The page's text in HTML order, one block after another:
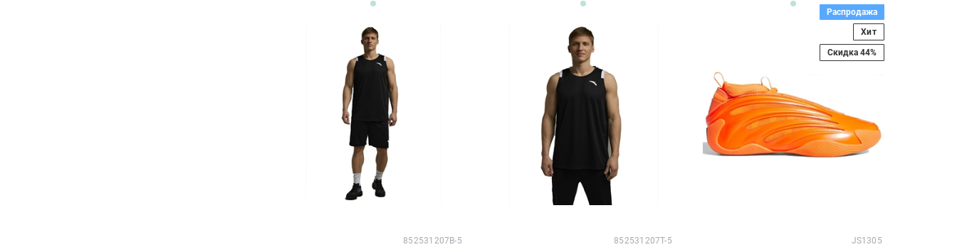
852531207B-5 852531207T-5 JS1305
Распродажа
Хит
Скидка 44%